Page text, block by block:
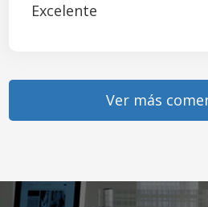
Excelente
Ver más